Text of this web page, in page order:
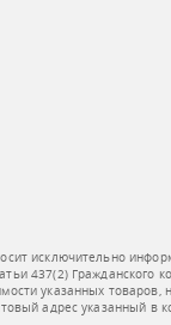
исключительно
437(2) Гражданского
указанных
адрес указанный в